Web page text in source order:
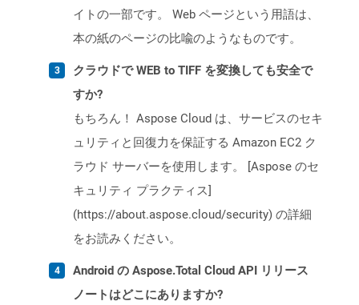
イトの一部です。 Web ページという用語は、
本の紙のページの比喩のようなものです。
クラウドで WEB to TIFF を変換しても安全で
すか?
もちろん！ Aspose Cloud は、サービスのセキ
ュリティと回復力を保証する Amazon EC2 ク
ラウド サーバーを使用します。 [Aspose のセ
キュリティ プラクティス]
(https://about.aspose.cloud/security) の詳細
をお読みください。
Android の Aspose.Total Cloud API リリース
ノートはどこにありますか?